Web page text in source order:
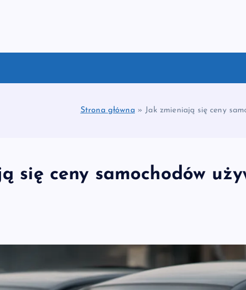
Strona główna » Jak zmieniają się ceny
się ceny samochodów